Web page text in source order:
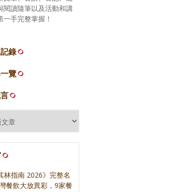
閱讀隨筆以及活動和講
一手完整掌握！
錄
覽
林指南 2026》完整名
餐飲大放異彩，9家餐